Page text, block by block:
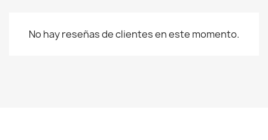
No hay reseñas de clientes en este momento.